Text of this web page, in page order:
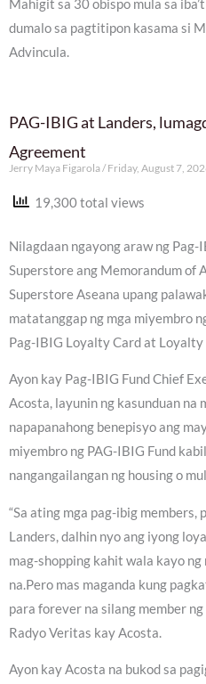
Mahigit sa 30 obispo mula sa
dumalo sa pagtitipon kasama si
Advincula.
PAG-IBIG at Landers,
Agreement
Jerry Maya Figarola Friday, August 7,
19,300 total views
Nilagdaan ngayong araw ng Pag-
Superstore ang Memorandum of
Superstore Aseana upang
matatanggap ng mga miyembro
Pag-IBIG Loyalty Card at Loyalty
Ayon kay Pag-IBIG Fund Chief
Acosta, layunin ng kasunduan na
napapanahong benepisyo ang
miyembro ng PAG-IBIG Fund
nangangailangan ng housing o
“Sa ating mga pag-ibig members,
Landers, dalhin nyo ang iyong
mag-shopping kahit wala kayo
na.Pero mas maganda kung
para forever na silang member ng
Radyo Veritas kay Acosta.
Ayon kay Acosta na bukod sa